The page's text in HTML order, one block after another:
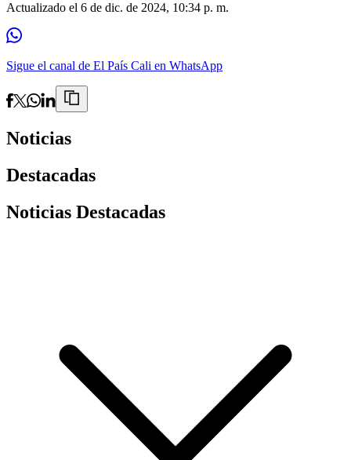
Actualizado el 6 de dic. de 2024, 10:34 p. m.
Sigue el canal de El País Cali en WhatsApp
Noticias
Destacadas
Noticias Destacadas